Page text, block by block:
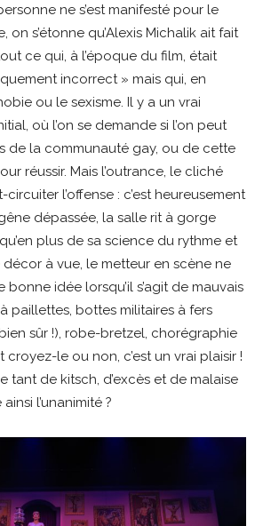
ne s’est manifesté pour le
on s’étonne qu’Alexis Michalik ait fait
ce qui, à l’époque du film, était
incorrect » mais qui, en
ou le sexisme. Il y a un vrai
où l’on se demande si l’on peut
de la communauté gay, ou de cette
réussir. Mais l’outrance, le cliché
l’offense : c’est heureusement
dépassée, la salle rit à gorge
plus de sa science du rythme et
à vue, le metteur en scène ne
idée lorsqu’il s’agit de mauvais
paillettes, bottes militaires à fers
sûr !), robe-bretzel, chorégraphie
croyez-le ou non, c’est un vrai plaisir !
tant de kitsch, d’excès et de malaise
l’unanimité ?